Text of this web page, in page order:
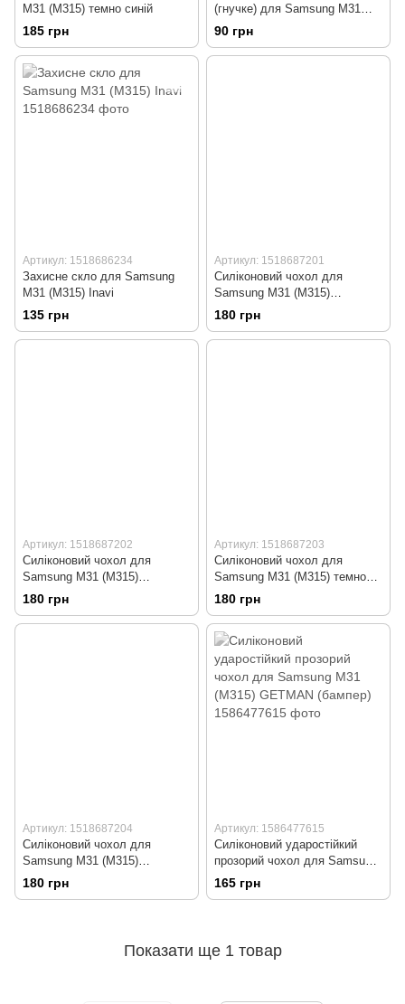
M31 (M315) темно синій
185 грн
(гнучке) для Samsung M31
Ceramic
90 грн
Артикул: 1518686234
Захисне скло для Samsung
M31 (M315) Inavi
135 грн
Артикул: 1518687201
Силіконовий чохол для
Samsung M31 (M315)
бордовий Soft Silicone Case
Full (бампер)
180 грн
Артикул: 1518687202
Силіконовий чохол для
Samsung M31 (M315)
малиновий Soft Silicone Case
Full (бампер)
180 грн
Артикул: 1518687203
Силіконовий чохол для
Samsung M31 (M315) темно
зелений Soft Silicone Case Full
(бампер)
180 грн
Артикул: 1518687204
Силіконовий чохол для
Samsung M31 (M315)
фіолетовий Soft Silicone Case
Full (бампер)
180 грн
Артикул: 1586477615
Силіконовий ударостійкий
прозорий чохол для Samsung
M31 (M315) GETMAN (бампер)
165 грн
Показати ще 1 товар